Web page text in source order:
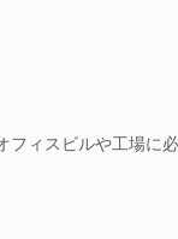
フィスビルや工場に